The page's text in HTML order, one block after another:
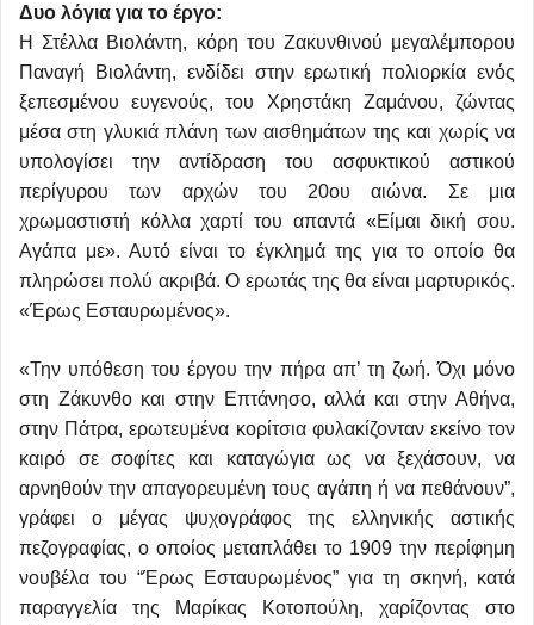
Δυο λόγια για το έργο:
Η Στέλλα Βιολάντη, κόρη του Ζακυνθινού μεγαλέμπορου
Παναγή Βιολάντη, ενδίδει στην ερωτική πολιορκία ενός
ξεπεσμένου ευγενούς, του Χρηστάκη Ζαμάνου, ζώντας
μέσα στη γλυκιά πλάνη των αισθημάτων της και χωρίς να
υπολογίσει την αντίδραση του ασφυκτικού αστικού
περίγυρου των αρχών του 20ου αιώνα. Σε μια
χρωμαστιστή κόλλα χαρτί του απαντά «Είμαι δική σου.
Αγάπα με». Αυτό είναι το έγκλημά της για το οποίο θα
πληρώσει πολύ ακριβά. Ο ερωτάς της θα είναι μαρτυρικός.
«Έρως Εσταυρωμένος».
«Την υπόθεση του έργου την πήρα απ’ τη ζωή. Όχι μόνο
στη Ζάκυνθο και στην Επτάνησο, αλλά και στην Αθήνα,
στην Πάτρα, ερωτευμένα κορίτσια φυλακίζονταν εκείνο τον
καιρό σε σοφίτες και καταγώγια ως να ξεχάσουν, να
αρνηθούν την απαγορευμένη τους αγάπη ή να πεθάνουν”,
γράφει ο μέγας ψυχογράφος της ελληνικής αστικής
πεζογραφίας, ο οποίος μεταπλάθει το 1909 την περίφημη
νουβέλα του “Έρως Εσταυρωμένος” για τη σκηνή, κατά
παραγγελία της Μαρίκας Κοτοπούλη, χαρίζοντας στο